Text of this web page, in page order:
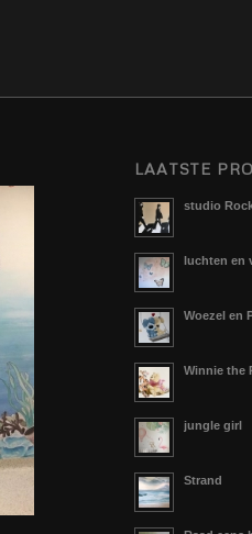
LAATSTE
studio
luchten en
Woezel en
Winnie the
jungle girl
Strand